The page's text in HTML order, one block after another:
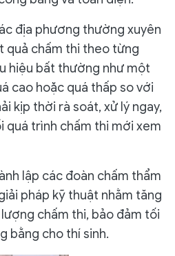
địa phương thường xuyên
quả chấm thi theo từng
hiệu bất thường như một
cao hoặc quá thấp so với
kịp thời rà soát, xử lý ngay,
quá trình chấm thi mới xem
lập các đoàn chấm thẩm
pháp kỹ thuật nhằm tăng
chấm thi, bảo đảm tối
bằng cho thí sinh.